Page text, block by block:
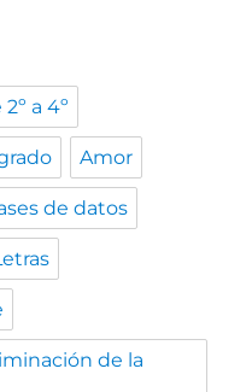
a 4º
Amor
de datos
de la